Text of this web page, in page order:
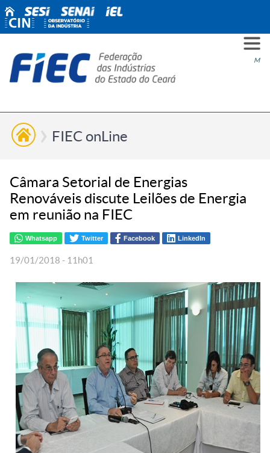
Menu
VOCÊ
ESG
NÓS
FIEC onLine
Câmara Setorial de Energias
Renováveis discute Leilões de Energia
em reunião na FIEC
Whatsapp Twitter Facebook LinkedIn
19/01/2018 - 11h01